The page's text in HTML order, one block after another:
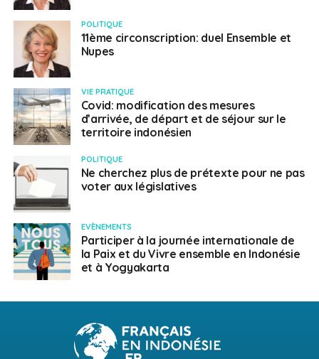
POLITIQUE
11ème circonscription: duel Ensemble et
Nupes
VIE PRATIQUE
Covid: modification des mesures
d’arrivée, de départ et de séjour sur le
territoire indonésien
POLITIQUE
Ne cherchez plus de prétexte pour ne pas
voter aux législatives
EVÈNEMENTS
Participer à la journée internationale de
la Paix et du Vivre ensemble en Indonésie
et à Yogyakarta